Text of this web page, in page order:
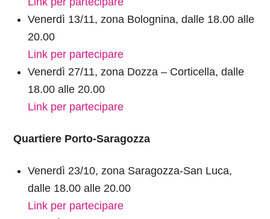
Venerdì 13/11, zona Bolognina, dalle 18.00 alle
20.00
Link per partecipare
Venerdì 27/11, zona Dozza – Corticella, dalle
18.00 alle 20.00
Link per partecipare
Quartiere Porto-Saragozza
Venerdì 23/10, zona Saragozza-San Luca,
dalle 18.00 alle 20.00
Link per partecipare